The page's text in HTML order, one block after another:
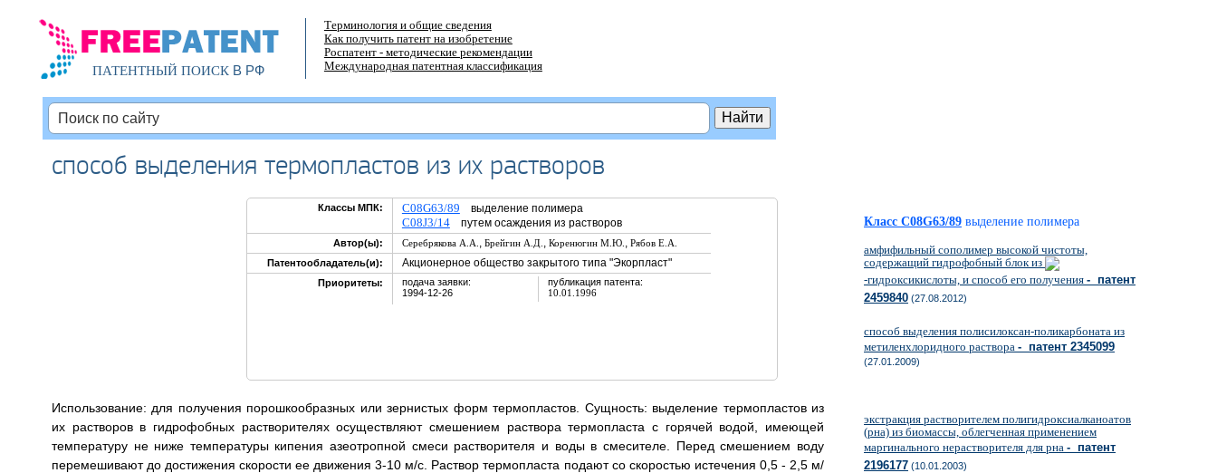
ПАТЕНТНЫЙ ПОИСКВ РФ
Терминология и общие сведения
Как получить патент на изобретение
Роспатент - методические рекомендации
Международная патентная классификация
способ выделения термопластов из их растворов
Классы МПК: C08G63/89 выделение полимера
C08J3/14путем осаждения из растворов
Автор(ы): Серебрякова А.А. , Брейгин А.Д. , Коренюгин М.Ю. , Рябов Е.А.
Патентообладатель(и):
Акционерное общество закрытого типа "Экорпласт"
Приоритеты:
подача заявки:
1994-12-26
публикация патента:
10.01.1996
Использование: для получения порошкообразных или зернистых форм термопластов. Сущность: выделение термопластов из
их растворов в гидрофобных растворителях осуществляют смешением раствора термопласта с горячей водой, имеющей
температуру не ниже температуры кипения азеотропной смеси растворителя и воды в смесителе. Перед смешением воду
перемешивают до достижения скорости ее движения 3-10 м/с. Раствор термопласта подают со скоростью истечения 0,5 - 2,5 м/
Класс C08G63/89 выделение полимера
амфифильный сополимер высокой чистоты,
содержащий гидрофобный блок из
-гидроксикислоты, и способ его получения - патент
2459840 (27.08.2012)
способ выделения полисилоксан-поликарбоната из
метиленхлоридного раствора - патент 2345099
(27.01.2009)
экстракция растворителем полигидроксиалканоатов
(рна) из биомассы, облегченная применением
маргинального нерастворителя для рна - патент
2196177 (10.01.2003)